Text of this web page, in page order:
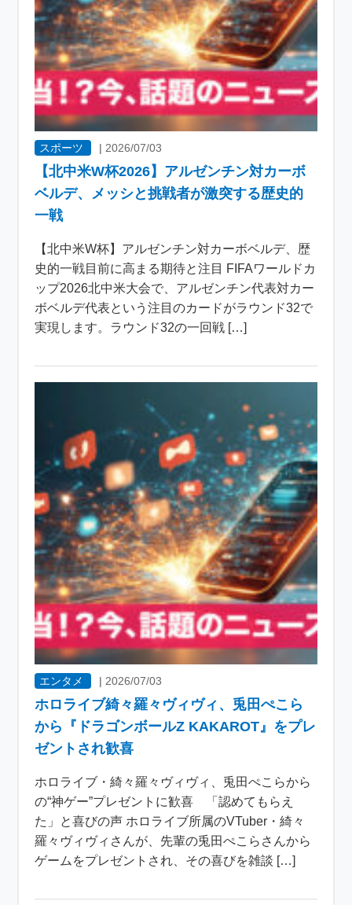
スポーツ | 2026/07/03
【北中米W杯2026】アルゼンチン対カーボ
ベルデ、メッシと挑戦者が激突する歴史的
一戦
【北中米W杯】アルゼンチン対カーボベルデ、歴
史的一戦目前に高まる期待と注目 FIFAワールドカ
ップ2026北中米大会で、アルゼンチン代表対カー
ボベルデ代表という注目のカードがラウンド32で
実現します。ラウンド32の一回戦 […]
エンタメ |2026/07/03
ホロライブ綺々羅々ヴィヴィ、兎田ぺこら
から『ドラゴンボールZ KAKAROT』をプレ
ゼントされ歓喜
ホロライブ・綺々羅々ヴィヴィ、兎田ぺこらから
の“神ゲー”プレゼントに歓喜 「認めてもらえ
た」と喜びの声 ホロライブ所属のVTuber・綺々
羅々ヴィヴィさんが、先輩の兎田ぺこらさんから
ゲームをプレゼントされ、その喜びを雑談 […]